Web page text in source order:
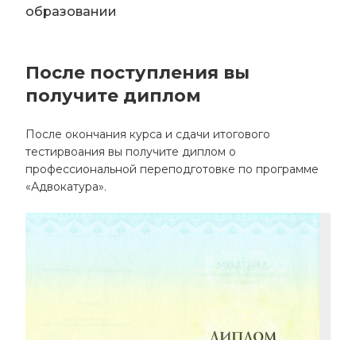
образовании
После поступления вы
получите диплом
После окончания курса и сдачи итогового
тестирвоания вы получите диплом о
профессиональной переподготовке по программе
«Адвокатура».